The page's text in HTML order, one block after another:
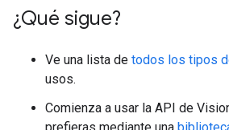
¿Qué sigue?
Ve una lista de todos los tipos
usos.
Comienza a usar la API de